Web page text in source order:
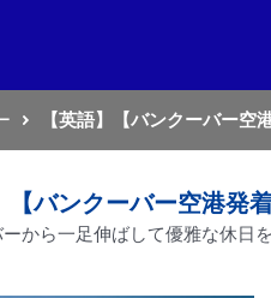
【英語】【バンクーバー空
【バンクーバー空港発
から一足伸ばして優雅な休日